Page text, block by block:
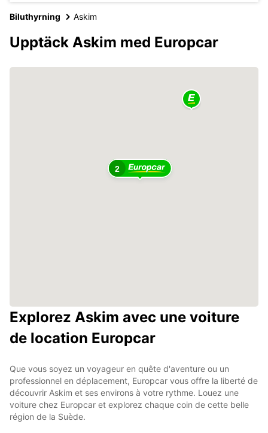
Biluthyrning Askim
Upptäck Askim med Europcar
2
Explorez Askim avec une voiture
de location Europcar
Que vous soyez un voyageur en quête d'aventure ou un
professionnel en déplacement, Europcar vous offre la liberté de
découvrir Askim et ses environs à votre rythme. Louez une
voiture chez Europcar et explorez chaque coin de cette belle
région de la Suède.